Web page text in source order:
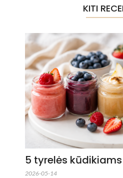
KITI
5 tyrelės
2026-05-14